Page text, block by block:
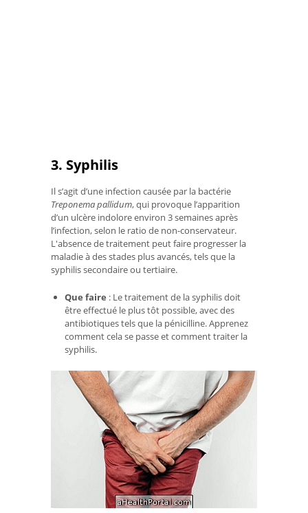
3. Syphilis
Il s’agit d’une infection causée par la bactérie
Treponema pallidum, qui provoque l’apparition
d’un ulcère indolore environ 3 semaines après
l’infection, selon le ratio de non-conservateur.
L'absence de traitement peut faire progresser la
maladie à des stades plus avancés, tels que la
syphilis secondaire ou tertiaire.
Que faire : Le traitement de la syphilis doit
être effectué le plus tôt possible, avec des
antibiotiques tels que la pénicilline. Apprenez
comment cela se passe et comment traiter la
syphilis.